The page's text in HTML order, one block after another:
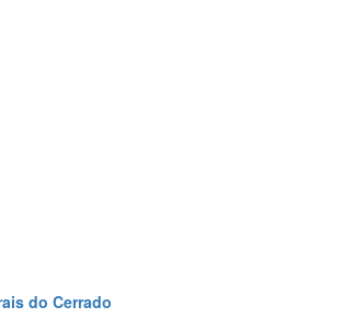
do Cerrado